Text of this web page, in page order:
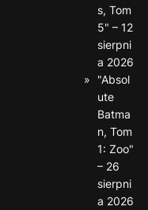
s, Tom
5" – 12
sierpni
a 2026
"Absol
ute
Batma
n, Tom
1: Zoo"
– 26
sierpni
a 2026